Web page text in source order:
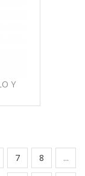
Y
7 8 ...